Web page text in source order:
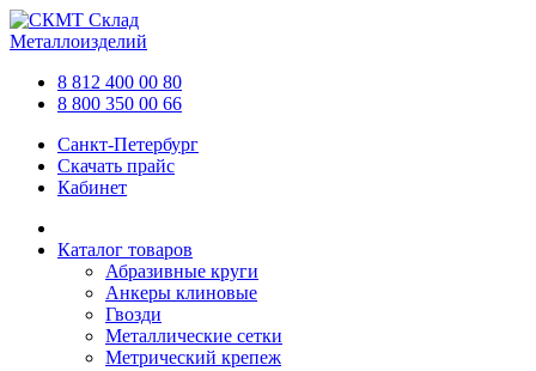
Склад
Металлоизделий
8 812 400 00 80
8 800 350 00 66
Санкт-Петербург
Скачать прайс
Кабинет
Каталог товаров
Абразивные круги
Анкеры клиновые
Гвозди
Металлические сетки
Метрический крепеж